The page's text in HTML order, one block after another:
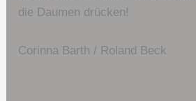
die Daumen drücken!
Corinna Barth / Roland Beck